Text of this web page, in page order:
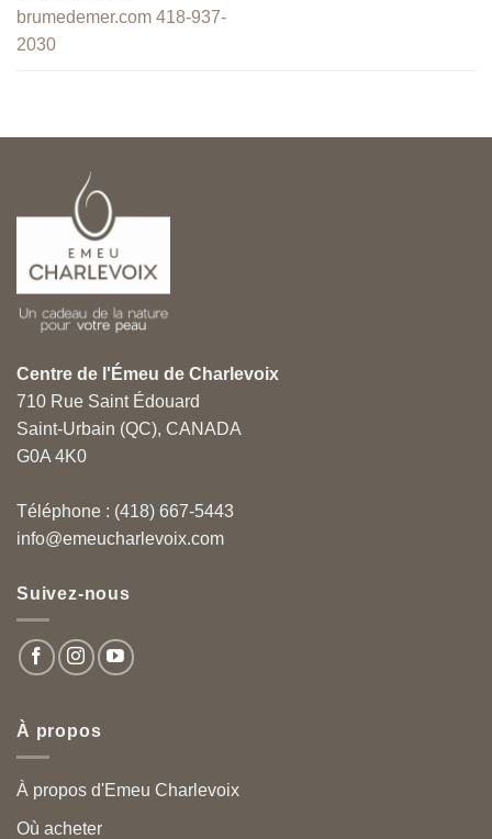
brumedemer.com 418-937-
2030
Centre de l'Émeu de Charlevoix
710 Rue Saint Édouard
Saint-Urbain (QC), CANADA
G0A 4K0
Téléphone : (418) 667-5443
info@emeucharlevoix.com
Suivez-nous
À propos
À propos d'Emeu Charlevoix
Où acheter